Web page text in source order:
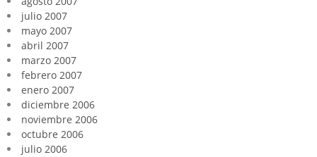
julio 2007
mayo 2007
abril 2007
marzo 2007
febrero 2007
enero 2007
diciembre 2006
noviembre 2006
octubre 2006
julio 2006